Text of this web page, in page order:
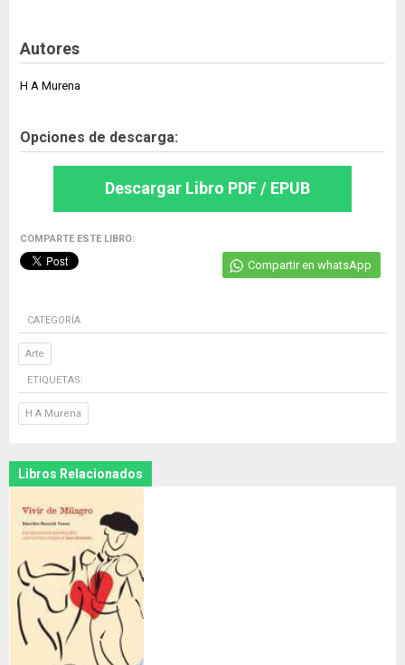
Autores
H A Murena
Opciones de descarga:
Descargar Libro PDF / EPUB
COMPARTE ESTE LIBRO:
Compartir en whatsApp
CATEGORÍA
Arte
ETIQUETAS:
H A Murena
Libros Relacionados